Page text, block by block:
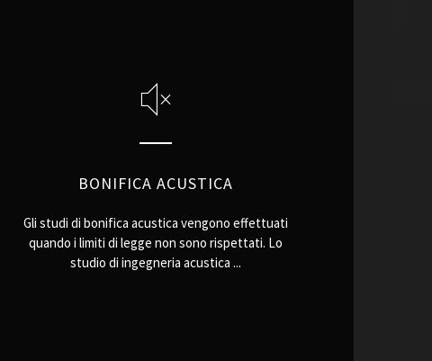
BONIFICA ACUSTICA
Gli studi di bonifica acustica vengono effettuati
quando i limiti di legge non sono rispettati. Lo
studio di ingegneria acustica ...